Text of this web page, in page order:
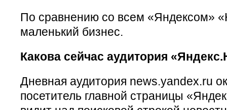
По сравнению со всем «Яндексом»
маленький бизнес.
Какова сейчас аудитория
Дневная аудитория news.yandex.ru
посетитель главной страницы